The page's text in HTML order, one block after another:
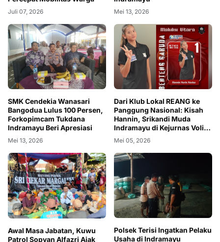
Juli 07, 2026 Mei 13, 2026
SMK Cendekia Wanasari
Bangodua Lulus 100 Persen,
Forkopimcam Tukdana
Indramayu Beri Apresiasi
Mei 13, 2026
Dari Klub Lokal REANG ke
Panggung Nasional: Kisah
Hannin, Srikandi Muda
Indramayu di Kejurnas Voli
U-18
Mei 05, 2026
Awal Masa Jabatan, Kuwu
Patrol Sopyan Alfazri Ajak
Polsek Terisi Ingatkan Pelaku
Usaha di Indramayu